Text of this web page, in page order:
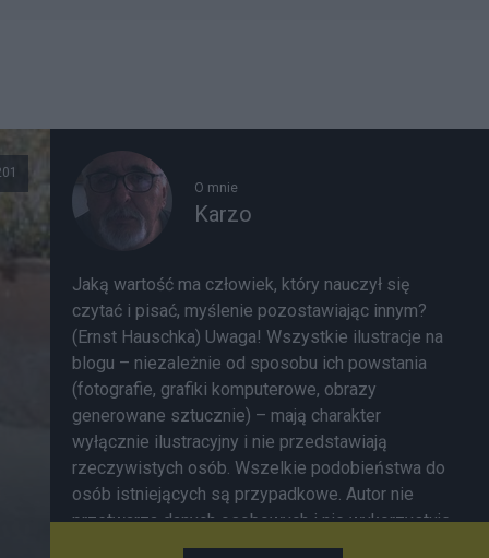
O mnie
Karzo
Jaką wartość ma człowiek, który nauczył się
czytać i pisać, myślenie pozostawiając innym?
(Ernst Hauschka) Uwaga! Wszystkie ilustracje na
blogu – niezależnie od sposobu ich powstania
(fotografie, grafiki komputerowe, obrazy
generowane sztucznie) – mają charakter
wyłącznie ilustracyjny i nie przedstawiają
rzeczywistych osób. Wszelkie podobieństwa do
osób istniejących są przypadkowe. Autor nie
przetwarza danych osobowych i nie wykorzystuje
wizerunku żadnej osoby bez jej zgody. W razie